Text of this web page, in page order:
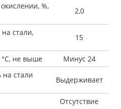
%,
2,0
стали,
15
°С, не выше
Минус 24
на стали
Выдерживает
Отсутствие